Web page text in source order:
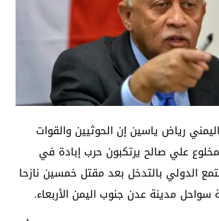
رياض ياسين إن الحوثيين والقوات
علي صالح يرتكبون حرب إبادة في
الدولي بالتدخل بعد مقتل خمسين نازحا
مدينة عدن جنوب اليمن الأربعاء.